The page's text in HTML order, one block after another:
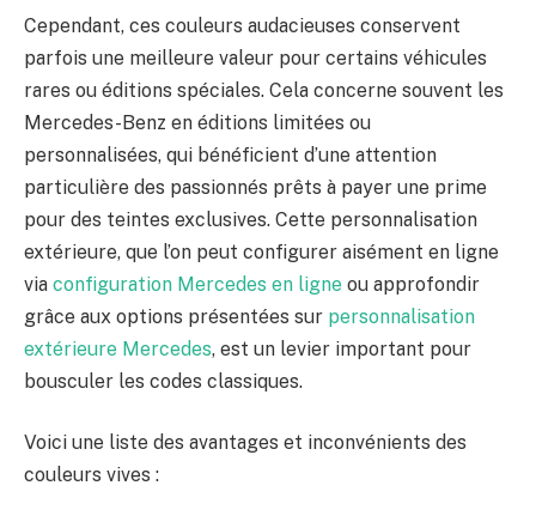
Cependant, ces couleurs audacieuses conservent
parfois une meilleure valeur pour certains véhicules
rares ou éditions spéciales. Cela concerne souvent les
Mercedes-Benz en éditions limitées ou
personnalisées, qui bénéficient d’une attention
particulière des passionnés prêts à payer une prime
pour des teintes exclusives. Cette personnalisation
extérieure, que l’on peut configurer aisément en ligne
via configuration Mercedes en ligne ou approfondir
grâce aux options présentées sur personnalisation
extérieure Mercedes, est un levier important pour
bousculer les codes classiques.
Voici une liste des avantages et inconvénients des
couleurs vives :